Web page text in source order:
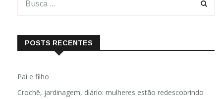
POSTS RECENTES
Pai e filho
Crochê, jardinagem, diário: mulheres estão redescobrindo